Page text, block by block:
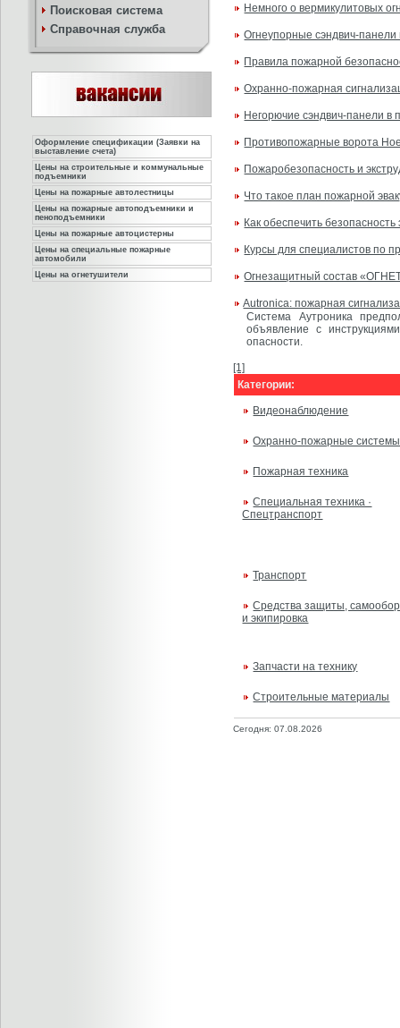
Поисковая система
Справочная служба
Оформление спецификации (Заявки на
выставление счета)
Цены на строительные и коммунальные
подъемники
Цены на пожарные автолестницы
Цены на пожарные автоподъемники и
пеноподъемники
Цены на пожарные автоцистерны
Цены на специальные пожарные
автомобили
Цены на огнетушители
Немного о вермикулитовых
Огнеупорные сэндвич-
Правила пожарной
Охранно-пожарная
Негорючие сэндвич-панели в
Противопожарные ворота
Пожаробезопасность и
Что такое план пожарной
Как обеспечить
Курсы для специалистов по
Огнезащитный состав
Autronica: пожарная
Система Аутроника
объявление с
опасности.
[1]
Категории:
Видеонаблюдение
Охранно-пожарные системы
Пожарная техника
Специальная техника ·
Спецтранспорт
Транспорт
Средства защиты,
и экипировка
Запчасти на технику
Строительные материалы
Сегодня: 07.08.2026